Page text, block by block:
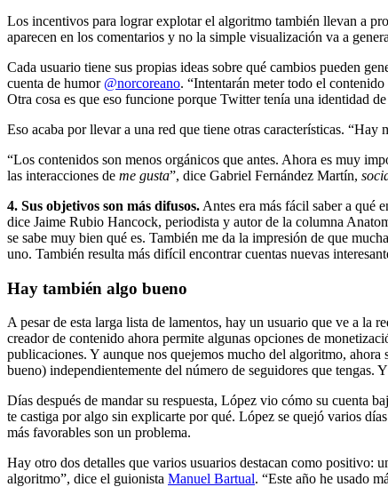
Los incentivos para lograr explotar el algoritmo también llevan a
aparecen en los comentarios y no la simple visualización va a
Cada usuario tiene sus propias ideas sobre qué cambios pueden
cuenta de humor @norcoreano. “Intentarán meter todo el
Otra cosa es que eso funcione porque Twitter tenía una identidad
Eso acaba por llevar a una red que tiene otras características.
“Los contenidos son menos orgánicos que antes. Ahora es muy
las interacciones de me gusta”, dice Gabriel Fernández Martín,
4. Sus objetivos son más difusos. Antes era más fácil saber a qué
dice Jaime Rubio Hancock, periodista y autor de la columna
se sabe muy bien qué es. También me da la impresión de que
uno. También resulta más difícil encontrar cuentas nuevas
Hay también algo bueno
A pesar de esta larga lista de lamentos, hay un usuario que ve a la
creador de contenido ahora permite algunas opciones de
publicaciones. Y aunque nos quejemos mucho del algoritmo,
bueno) independientemente del número de seguidores que tengas.
Días después de mandar su respuesta, López vio cómo su cuenta
te castiga por algo sin explicarte por qué. López se quejó varios
más favorables son un problema.
Hay otro dos detalles que varios usuarios destacan como positivo:
algoritmo”, dice el guionista Manuel Bartual. “Este año he usado